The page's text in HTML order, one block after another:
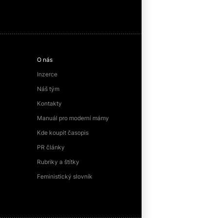
O nás
Inzerce
Náš tým
Kontakty
Manuál pro moderní mámy
Kde koupit časopis
PR články
Rubriky a štítky
Feministický slovník